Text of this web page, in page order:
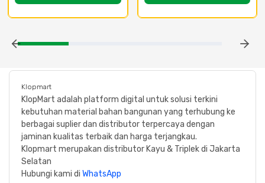
Klopmart
KlopMart adalah platform digital untuk solusi terkini
kebutuhan material bahan bangunan yang terhubung ke
berbagai suplier dan distributor terpercaya dengan
jaminan kualitas terbaik dan harga terjangkau.
Klopmart merupakan distributor Kayu & Triplek di Jakarta
Selatan
Hubungi kami di WhatsApp